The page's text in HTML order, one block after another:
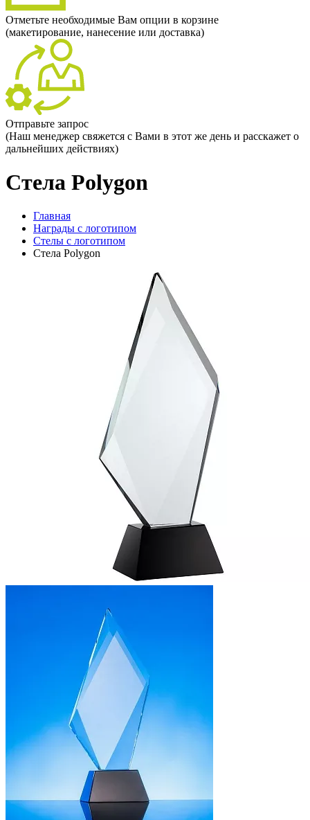
Отметьте необходимые Вам опции в корзине
(макетирование, нанесение или доставка)
Отправьте запрос
(Наш менеджер свяжется с Вами в этот же день и расскажет о
дальнейших действиях)
Стела Polygon
Главная
Награды с логотипом
Стелы с логотипом
Стела Polygon